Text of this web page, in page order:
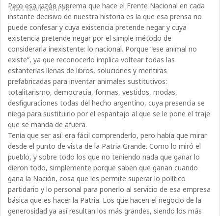
VÍAS NAVEGABLES
Pero esa razón suprema que hace el Frente Nacional en cada
instante decisivo de nuestra historia es la que esa prensa no
puede confesar y cuya existencia pretende negar y cuya
existencia pretende negar por el simple método de
considerarla inexistente: lo nacional. Porque “ese animal no
existe”, ya que reconocerlo implica voltear todas las
estanterías llenas de libros, soluciones y mentiras
prefabricadas para inventar animales sustitutivos:
totalitarismo, democracia, formas, vestidos, modas,
desfiguraciones todas del hecho argentino, cuya presencia se
niega para sustituirlo por el espantajo al que se le pone el traje
que se manda de afuera.
Tenía que ser así: era fácil comprenderlo, pero había que mirar
desde el punto de vista de la Patria Grande. Como lo miró el
pueblo, y sobre todo los que no teniendo nada que ganar lo
dieron todo, simplemente porque saben que ganan cuando
gana la Nación, cosa que les permite superar lo político
partidario y lo personal para ponerlo al servicio de esa empresa
básica que es hacer la Patria. Los que hacen el negocio de la
generosidad ya así resultan los más grandes, siendo los más